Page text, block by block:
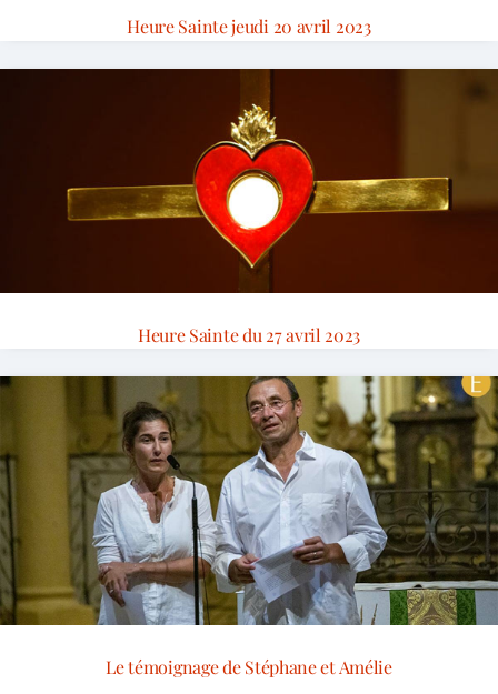
Heure Sainte jeudi 20 avril 2023
Heure Sainte du 27 avril 2023
Le témoignage de Stéphane et Amélie